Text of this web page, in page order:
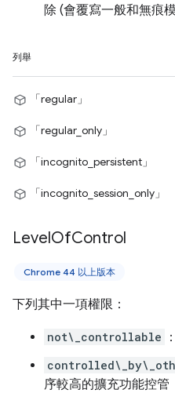
除 (會覆寫一般和無痕
列舉
「regular」
「regular_only」
「incognito_persistent」
「incognito_session_only」
LevelOfControl
Chrome 44 以上版本
下列其中一項權限：
not\_controllable
序較高的擴充功能控管